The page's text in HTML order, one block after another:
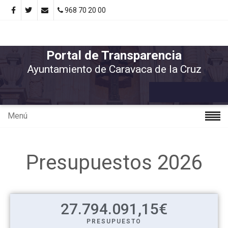
968 70 20 00
Portal de Transparencia
Ayuntamiento de Caravaca de la Cruz
Menú
Presupuestos 2026
27.794.091 ,15€
PRESUPUESTO